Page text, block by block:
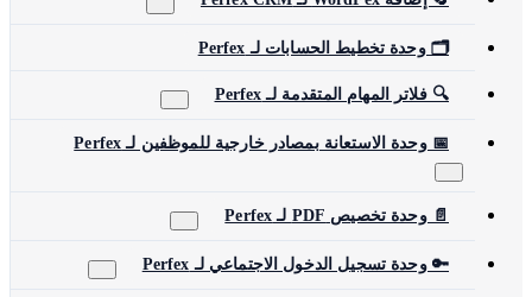
🗂️ وحدة تخطيط الحسابات لـ Perfex
🔍 فلاتر المهام المتقدمة لـ Perfex
📅 وحدة الاستعانة بمصادر خارجية للموظفين لـ Perfex
📄 وحدة تخصيص PDF لـ Perfex
🔑 وحدة تسجيل الدخول الاجتماعي لـ Perfex